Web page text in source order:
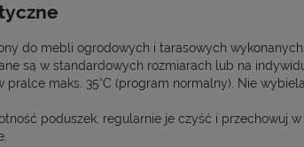
do mebli ogrodowych i tarasowych wykonanych
są w standardowych rozmiarach lub na
pralce maks. 35°C (program normalny). Nie
poduszek, regularnie je czyść i przechowuj